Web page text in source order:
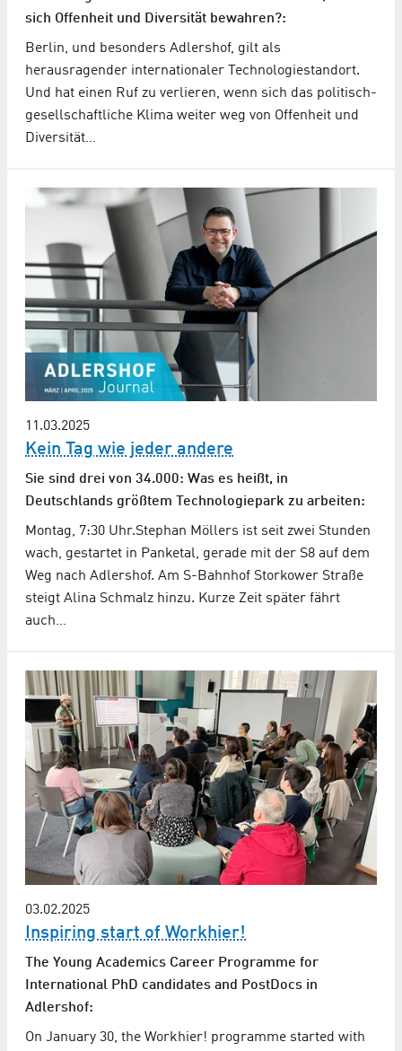
sich Offenheit und Diversität bewahren?:
Berlin, und besonders Adlershof, gilt als
herausragender internationaler Technologiestandort.
Und hat einen Ruf zu verlieren, wenn sich das politisch-
gesellschaftliche Klima weiter weg von Offenheit und
Diversität…
11.03.2025
Kein Tag wie jeder andere
Sie sind drei von 34.000: Was es heißt, in
Deutschlands größtem Technologiepark zu arbeiten:
Montag, 7:30 Uhr.Stephan Möllers ist seit zwei Stunden
wach, gestartet in Panketal, gerade mit der S8 auf dem
Weg nach Adlershof. Am S-Bahnhof Storkower Straße
steigt Alina Schmalz hinzu. Kurze Zeit später fährt
auch…
03.02.2025
Inspiring start of Workhier!
The Young Academics Career Programme for
International PhD candidates and PostDocs in
Adlershof:
On January 30, the Workhier! programme started with